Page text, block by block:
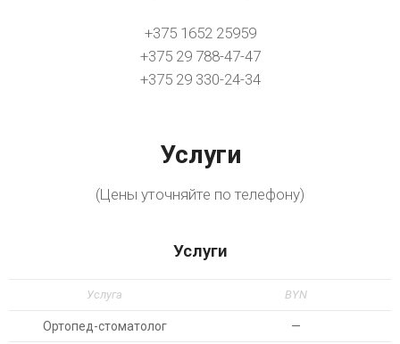
+375 1652 25959
+375 29 788-47-47
+375 29 330-24-34
Услуги
(Цены уточняйте по телефону)
Услуги
Услуга BYN
Ортопед-стоматолог —